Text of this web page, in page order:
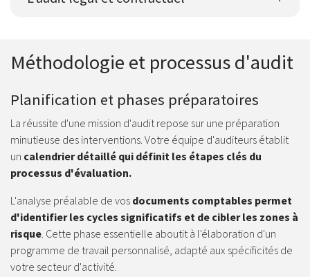
Méthodologie et processus d'audit
Planification et phases préparatoires
La réussite d'une mission d'audit repose sur une préparation
minutieuse des interventions. Votre équipe d'auditeurs établit
un calendrier détaillé qui définit les étapes clés du
processus d'évaluation.
L'analyse préalable de vos documents comptables permet
d'identifier les cycles significatifs et de cibler les zones à
risque. Cette phase essentielle aboutit à l'élaboration d'un
programme de travail personnalisé, adapté aux spécificités de
votre secteur d'activité.